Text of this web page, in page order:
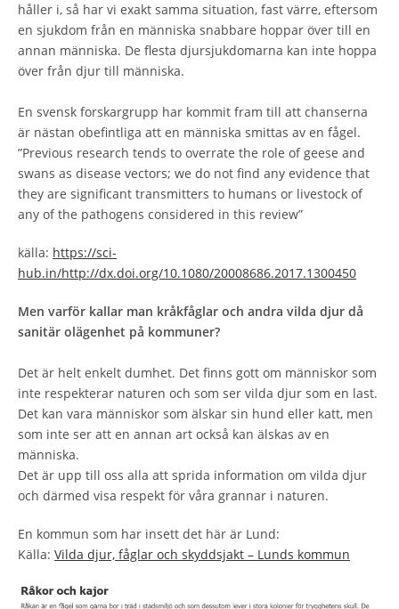
håller i, så har vi exakt samma situation, fast värre, eftersom
en sjukdom från en människa snabbare hoppar över till en
annan människa. De flesta djursjukdomarna kan inte hoppa
över från djur till människa.
En svensk forskargrupp har kommit fram till att chanserna
är nästan obefintliga att en människa smittas av en fågel.
”Previous research tends to overrate the role of geese and
swans as disease vectors; we do not find any evidence that
they are significant transmitters to humans or livestock of
any of the pathogens considered in this review”
källa: https://sci-
hub.in/http://dx.doi.org/10.1080/20008686.2017.1300450
Men varför kallar man kråkfåglar och andra vilda djur då
sanitär olägenhet på kommuner?
Det är helt enkelt dumhet. Det finns gott om människor som
inte respekterar naturen och som ser vilda djur som en last.
Det kan vara människor som älskar sin hund eller katt, men
som inte ser att en annan art också kan älskas av en
människa.
Det är upp till oss alla att sprida information om vilda djur
och därmed visa respekt för våra grannar i naturen.
En kommun som har insett det här är Lund:
Källa: Vilda djur, fåglar och skyddsjakt – Lunds kommun